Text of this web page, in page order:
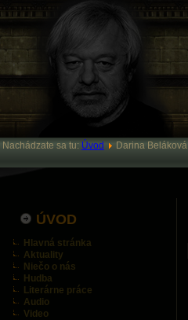
Nachádzate sa tu: Úvod Darina Beláková
ÚVOD
Hlavná stránka
Aktuality
Niečo o nás
Hudba
Literárne práce
Audio
Video